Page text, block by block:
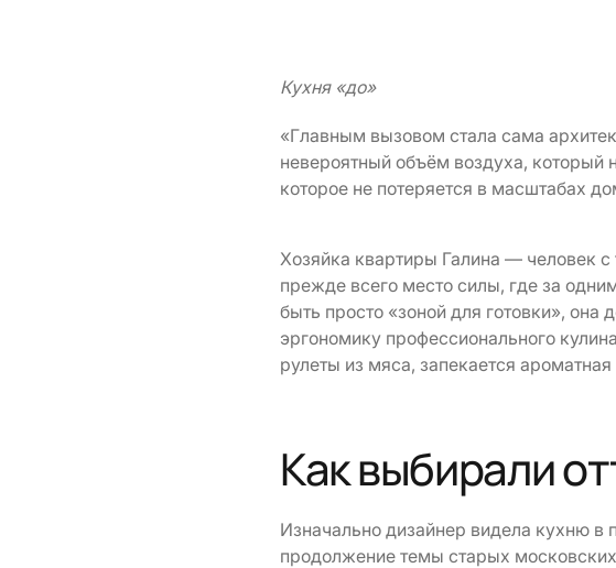
Кухня «до»
«Главным вызовом стала сама
невероятный объём воздуха, который
которое не потеряется в масштабах
Хозяйка квартиры Галина — человек
прежде всего место силы, где за
быть просто «зоной для готовки»,
эргономику профессионального
рулеты из мяса, запекается
Как выбирали
Изначально дизайнер видела кухню в
продолжение темы старых